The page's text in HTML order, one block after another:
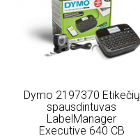
Dymo 2197370 Etikečių
spausdintuvas
LabelManager
Executive 640 CB